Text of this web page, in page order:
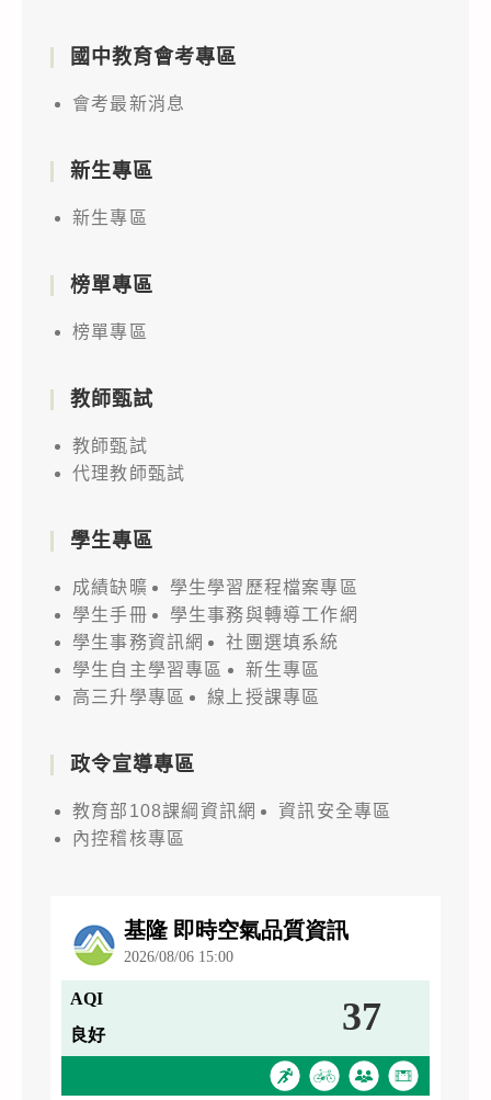
國中教育會考專區
會考最新消息
新生專區
新生專區
榜單專區
榜單專區
教師甄試
教師甄試
代理教師甄試
學生專區
成績缺曠
學生學習歷程檔案專區
學生手冊
學生事務與轉導工作網
學生事務資訊網
社團選填系統
學生自主學習專區
新生專區
高三升學專區
線上授課專區
政令宣導專區
教育部108課綱資訊網
資訊安全專區
內控稽核專區